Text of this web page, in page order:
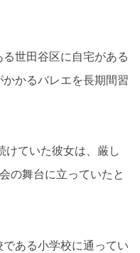
世田谷区に自宅がある
かるバレエを長期間習
けていた彼女は、厳し
の舞台に立っていたと
ある小学校に通ってい